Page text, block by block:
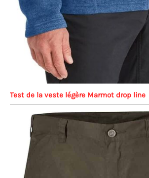
Test de la veste légère Marmot drop line